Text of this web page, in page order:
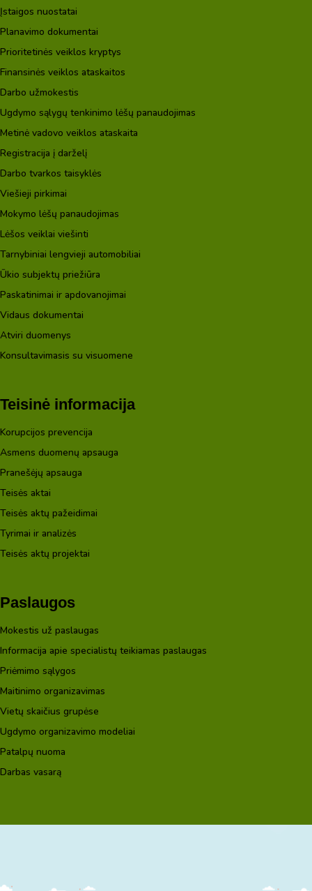
Įstaigos nuostatai
Planavimo dokumentai
Prioritetinės veiklos kryptys
Finansinės veiklos ataskaitos
Darbo užmokestis
Ugdymo sąlygų tenkinimo lėšų panaudojimas
Metinė vadovo veiklos ataskaita
Registracija į darželį
Darbo tvarkos taisyklės
Viešieji pirkimai
Mokymo lėšų panaudojimas
Lėšos veiklai viešinti
Tarnybiniai lengvieji automobiliai
Ūkio subjektų priežiūra
Paskatinimai ir apdovanojimai
Vidaus dokumentai
Atviri duomenys
Konsultavimasis su visuomene
Teisinė informacija
Korupcijos prevencija
Asmens duomenų apsauga
Pranešėjų apsauga
Teisės aktai
Teisės aktų pažeidimai
Tyrimai ir analizės
Teisės aktų projektai
Paslaugos
Mokestis už paslaugas
Informacija apie specialistų teikiamas paslaugas
Priėmimo sąlygos
Maitinimo organizavimas
Vietų skaičius grupėse
Ugdymo organizavimo modeliai
Patalpų nuoma
Darbas vasarą